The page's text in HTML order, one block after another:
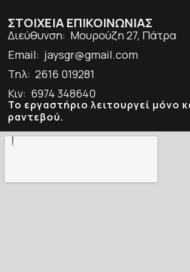
ΣΤΟΙΧΕΙΑ ΕΠΙΚΟΙΝΩΝΙΑΣ
Διεύθυνση: Μουρούζη 27, Πάτρα
Email: jaysgr@gmail.com
Τηλ: 2616 019281
Κιν: 6974 348640
Το εργαστήριο λειτουργεί μόνο
ραντεβού.